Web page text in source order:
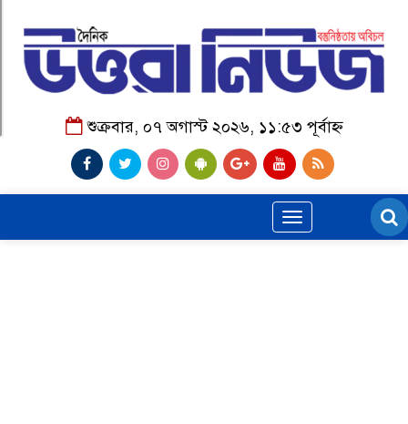
শুক্রবার, ০৭ অগাস্ট ২০২৬, ১১:৫৩ পূর্বাহ্ন
Toggle
navigation